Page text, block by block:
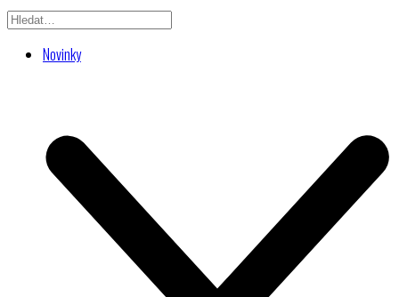
Novinky